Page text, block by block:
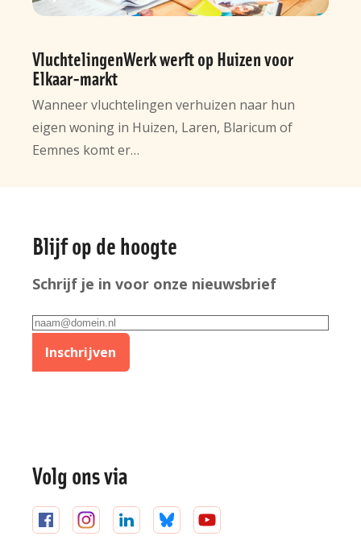
VluchtelingenWerk werft op Huizen voor
Elkaar-markt
Wanneer vluchtelingen verhuizen naar hun
eigen woning in Huizen, Laren, Blaricum of
Eemnes komt er…
informatie
Blijf op de hoogte
Schrijf je in voor onze nieuwsbrief
E-
mailadres
Inschrijven
Volg ons via
Volg
Volg
Volg
Volg
Volg